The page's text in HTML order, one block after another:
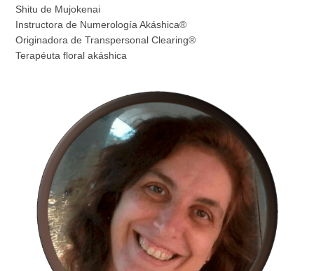
Shitu de Mujokenai
Instructora de Numerología Akáshica®
Originadora de Transpersonal Clearing®
Terapéuta floral akáshica